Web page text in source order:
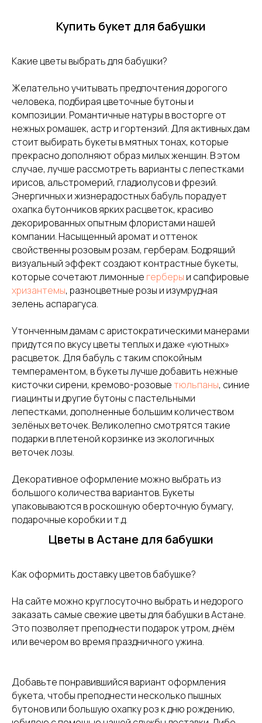
Купить букет для бабушки
Какие цветы выбрать для бабушки?
Желательно учитывать предпочтения дорогого
человека, подбирая цветочные бутоны и
композиции. Романтичные натуры в восторге от
нежных ромашек, астр и гортензий. Для активных дам
стоит выбирать букеты в мятных тонах, которые
прекрасно дополняют образ милых женщин. В этом
случае, лучше рассмотреть варианты с лепестками
ирисов, альстромерий, гладиолусов и фрезий.
Энергичных и жизнерадостных бабуль порадует
охапка бутончиков ярких расцветок, красиво
декорированных опытным флористами нашей
компании. Насыщенный аромат и оттенок
свойственны розовым розам, герберам. Бодрящий
визуальный эффект создают контрастные букеты,
которые сочетают лимонные герберы и сапфировые
хризантемы, разноцветные розы и изумрудная
зелень аспарагуса.
Утонченным дамам с аристократическими манерами
придутся по вкусу цветы теплых и даже «уютных»
расцветок. Для бабуль с таким спокойным
темпераментом, в букеты лучше добавить нежные
кисточки сирени, кремово-розовые тюльпаны, синие
гиацинты и другие бутоны с пастельными
лепестками, дополненные большим количеством
зелёных веточек. Великолепно смотрятся такие
подарки в плетеной корзинке из экологичных
веточек лозы.
Декоративное оформление можно выбрать из
большого количества вариантов. Букеты
упаковываются в роскошную оберточную бумагу,
подарочные коробки и т.д.
Цветы в Астане для бабушки
Как оформить доставку цветов бабушке?
На сайте можно круглосуточно выбрать и недорого
заказать самые свежие цветы для бабушки в Астане.
Это позволяет преподнести подарок утром, днём
или вечером во время праздничного ужина.
Добавьте понравившийся вариант оформления
букета, чтобы преподнести несколько пышных
бутонов или большую охапку роз к дню рождению,